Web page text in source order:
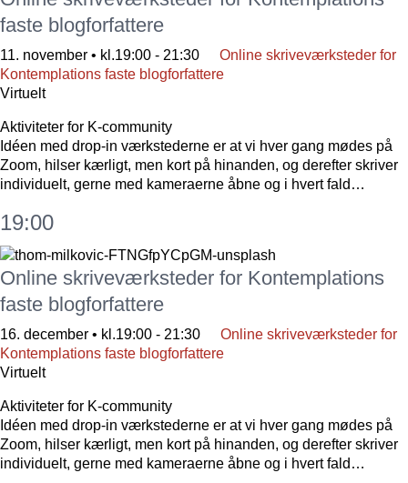
faste blogforfattere
11. november • kl.19:00 - 21:30
Online skriveværksteder for
Kontemplations faste blogforfattere
Virtuelt
Aktiviteter for K-community
Idéen med drop-in værkstederne er at vi hver gang mødes på
Zoom, hilser kærligt, men kort på hinanden, og derefter skriver
individuelt, gerne med kameraerne åbne og i hvert fald…
19:00
Online skriveværksteder for Kontemplations
faste blogforfattere
16. december • kl.19:00 - 21:30
Online skriveværksteder for
Kontemplations faste blogforfattere
Virtuelt
Aktiviteter for K-community
Idéen med drop-in værkstederne er at vi hver gang mødes på
Zoom, hilser kærligt, men kort på hinanden, og derefter skriver
individuelt, gerne med kameraerne åbne og i hvert fald…